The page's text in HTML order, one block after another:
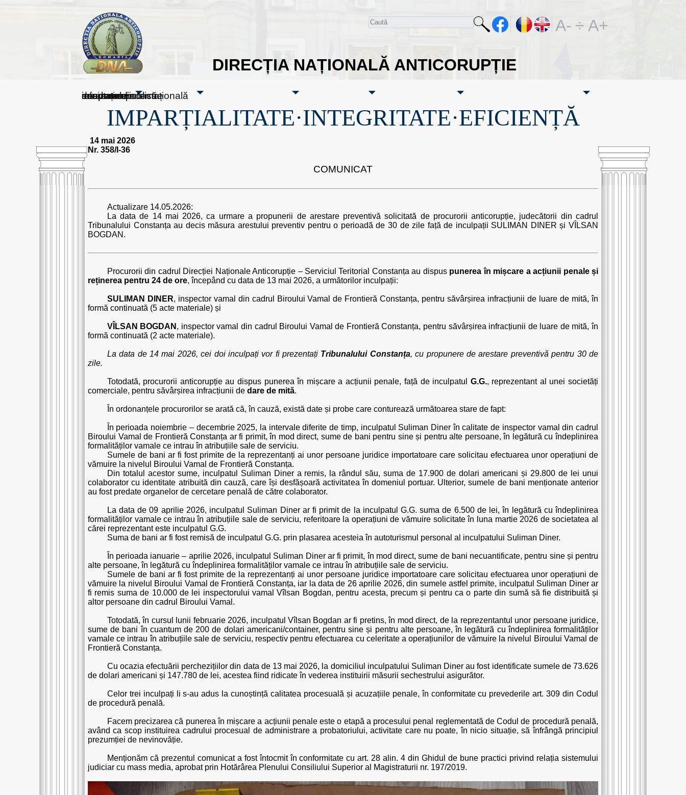
DIRECȚIA NAȚIONALĂ ANTICORUPȚIE
A- ÷ A+
sesizați-ne
despre noi
rezultatele noastre
mass media
informare publică
cooperare internațională
IMPARȚIALITATE·INTEGRITATE·EFICIENȚĂ
14 mai 2026
Nr. 358/I-36
COMUNICAT
Actualizare 14.05.2026:
La data de 14 mai 2026, ca urmare a propunerii de arestare preventivă solicitată de procurorii anticorupție, judecătorii din cadrul
Tribunalului Constanța au decis măsura arestului preventiv pentru o perioadă de 30 de zile față de inculpații SULIMAN DINER și VÎLSAN
BOGDAN.
Procurorii din cadrul Direcției Naționale Anticorupție – Serviciul Teritorial Constanța au dispus punerea în mișcare a acțiunii penale și
reținerea pentru 24 de ore, începând cu data de 13 mai 2026, a următorilor inculpații:
SULIMAN DINER, inspector vamal din cadrul Biroului Vamal de Frontieră Constanța, pentru săvârșirea infracțiunii de luare de mită, în
formă continuată (5 acte materiale) și
VÎLSAN BOGDAN , inspector vamal din cadrul Biroului Vamal de Frontieră Constanța, pentru săvârșirea infracțiunii de luare de mită, în
formă continuată (2 acte materiale).
La data de 14 mai 2026, cei doi inculpați vor fi prezentați Tribunalului Constanța, cu propunere de arestare preventivă pentru 30 de
zile.
Totodată, procurorii anticorupție au dispus punerea în mișcare a acțiunii penale, față de inculpatul G.G., reprezentant al unei societăți
comerciale, pentru săvârșirea infracțiunii de dare de mită.
În ordonanțele procurorilor se arată că, în cauză, există date și probe care conturează următoarea stare de fapt:
În perioada noiembrie – decembrie 2025, la intervale diferite de timp, inculpatul Suliman Diner în calitate de inspector vamal din cadrul
Biroului Vamal de Frontieră Constanța ar fi primit, în mod direct, sume de bani pentru sine și pentru alte persoane, în legătură cu îndeplinirea
formalităților vamale ce intrau în atribuțiile sale de serviciu.
Sumele de bani ar fi fost primite de la reprezentanți ai unor persoane juridice importatoare care solicitau efectuarea unor operațiuni de
vămuire la nivelul Biroului Vamal de Frontieră Constanța.
Din totalul acestor sume, inculpatul Suliman Diner a remis, la rândul său, suma de 17.900 de dolari americani și 29.800 de lei unui
colaborator cu identitate atribuită din cauză, care își desfășoară activitatea în domeniul portuar. Ulterior, sumele de bani menționate anterior
au fost predate organelor de cercetare penală de către colaborator.
La data de 09 aprilie 2026, inculpatul Suliman Diner ar fi primit de la inculpatul G.G. suma de 6.500 de lei, în legătură cu îndeplinirea
formalităților vamale ce intrau în atribuțiile sale de serviciu, referitoare la operațiuni de vămuire solicitate în luna martie 2026 de societatea al
cărei reprezentant este inculpatul G.G.
Suma de bani ar fi fost remisă de inculpatul G.G. prin plasarea acesteia în autoturismul personal al inculpatului Suliman Diner.
În perioada ianuarie – aprilie 2026, inculpatul Suliman Diner ar fi primit, în mod direct, sume de bani necuantificate, pentru sine și pentru
alte persoane, în legătură cu îndeplinirea formalităților vamale ce intrau în atribuțiile sale de serviciu.
Sumele de bani ar fi fost primite de la reprezentanți ai unor persoane juridice importatoare care solicitau efectuarea unor operațiuni de
vămuire la nivelul Biroului Vamal de Frontieră Constanța, iar la data de 26 aprilie 2026, din sumele astfel primite, inculpatul Suliman Diner ar
fi remis suma de 10.000 de lei inspectorului vamal Vîlsan Bogdan, pentru acesta, precum și pentru ca o parte din sumă să fie distribuită și
altor persoane din cadrul Biroului Vamal.
Totodată, în cursul lunii februarie 2026, inculpatul Vîlsan Bogdan ar fi pretins, în mod direct, de la reprezentantul unor persoane juridice,
sume de bani în cuantum de 200 de dolari americani/container, pentru sine și pentru alte persoane, în legătură cu îndeplinirea formalităților
vamale ce intrau în atribuțiile sale de serviciu, respectiv pentru efectuarea cu celeritate a operațiunilor de vămuire la nivelul Biroului Vamal de
Frontieră Constanța.
Cu ocazia efectuării perchezițiilor din data de 13 mai 2026, la domiciliul inculpatului Suliman Diner au fost identificate sumele de 73.626
de dolari americani și 147.780 de lei, acestea fiind ridicate în vederea instituirii măsurii sechestrului asigurător.
Celor trei inculpați li s-au adus la cunoștință calitatea procesuală și acuzațiile penale, în conformitate cu prevederile art. 309 din Codul
de procedură penală.
Facem precizarea că punerea în mișcare a acțiunii penale este o etapă a procesului penal reglementată de Codul de procedură penală,
având ca scop instituirea cadrului procesual de administrare a probatoriului, activitate care nu poate, în nicio situație, să înfrângă principiul
prezumției de nevinovăție.
Menționăm că prezentul comunicat a fost întocmit în conformitate cu art. 28 alin. 4 din Ghidul de bune practici privind relația sistemului
judiciar cu mass media, aprobat prin Hotărârea Plenului Consiliului Superior al Magistraturii nr. 197/2019.